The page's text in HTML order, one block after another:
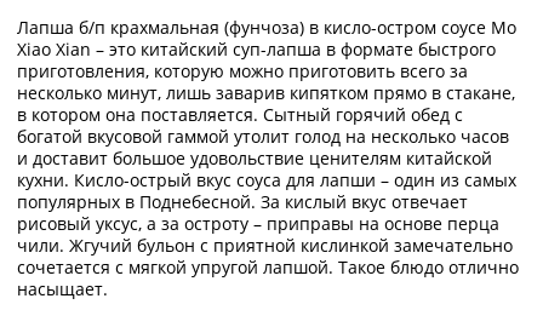
Лапша б/п крахмальная (фунчоза) в кисло-остром соусе Mo
Xiao Xian – это китайский суп-лапша в формате быстрого
приготовления, которую можно приготовить всего за
несколько минут, лишь заварив кипятком прямо в стакане,
в котором она поставляется. Сытный горячий обед с
богатой вкусовой гаммой утолит голод на несколько часов
и доставит большое удовольствие ценителям китайской
кухни. Кисло-острый вкус соуса для лапши – один из самых
популярных в Поднебесной. За кислый вкус отвечает
рисовый уксус, а за остроту – приправы на основе перца
чили. Жгучий бульон с приятной кислинкой замечательно
сочетается с мягкой упругой лапшой. Такое блюдо отлично
насыщает.